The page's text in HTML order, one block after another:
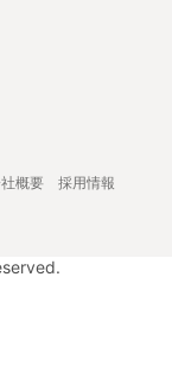
概要
採用情報